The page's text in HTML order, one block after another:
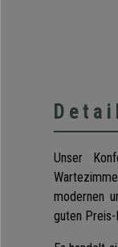
Unser
modernen
guten Preis-